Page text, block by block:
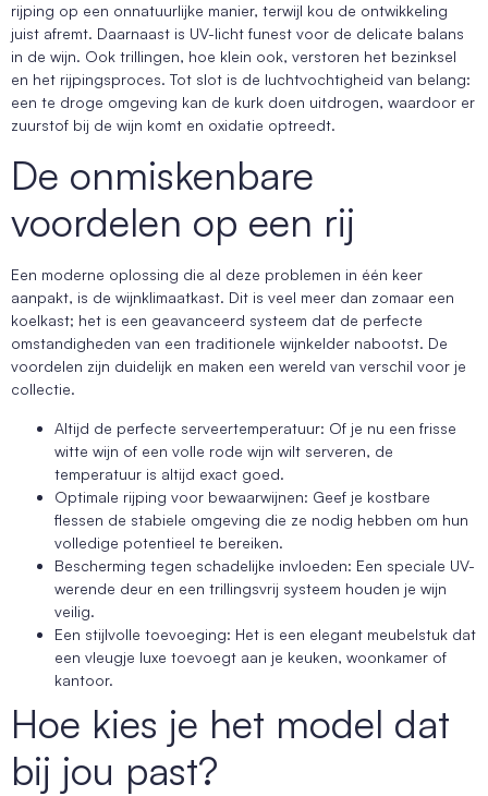
rijping op een onnatuurlijke manier, terwijl kou de ontwikkeling
juist afremt. Daarnaast is UV-licht funest voor de delicate balans
in de wijn. Ook trillingen, hoe klein ook, verstoren het bezinksel
en het rijpingsproces. Tot slot is de luchtvochtigheid van belang:
een te droge omgeving kan de kurk doen uitdrogen, waardoor er
zuurstof bij de wijn komt en oxidatie optreedt.
De onmiskenbare
voordelen op een rij
Een moderne oplossing die al deze problemen in één keer
aanpakt, is de wijnklimaatkast. Dit is veel meer dan zomaar een
koelkast; het is een geavanceerd systeem dat de perfecte
omstandigheden van een traditionele wijnkelder nabootst. De
voordelen zijn duidelijk en maken een wereld van verschil voor je
collectie.
Altijd de perfecte serveertemperatuur: Of je nu een frisse
witte wijn of een volle rode wijn wilt serveren, de
temperatuur is altijd exact goed.
Optimale rijping voor bewaarwijnen: Geef je kostbare
flessen de stabiele omgeving die ze nodig hebben om hun
volledige potentieel te bereiken.
Bescherming tegen schadelijke invloeden: Een speciale UV-
werende deur en een trillingsvrij systeem houden je wijn
veilig.
Een stijlvolle toevoeging: Het is een elegant meubelstuk dat
een vleugje luxe toevoegt aan je keuken, woonkamer of
kantoor.
Hoe kies je het model dat
bij jou past?